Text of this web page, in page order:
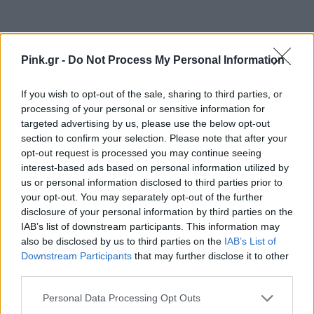
Pink.gr - Do Not Process My Personal Information
If you wish to opt-out of the sale, sharing to third parties, or
processing of your personal or sensitive information for
targeted advertising by us, please use the below opt-out
section to confirm your selection. Please note that after your
opt-out request is processed you may continue seeing
interest-based ads based on personal information utilized by
us or personal information disclosed to third parties prior to
your opt-out. You may separately opt-out of the further
disclosure of your personal information by third parties on the
IAB’s list of downstream participants. This information may
also be disclosed by us to third parties on the IAB’s List of
Downstream Participants that may further disclose it to other
Personal Data Processing Opt Outs
Ακολουθήστε το Pink.gr στοGoogle Newsκαι
μάθετε πρώτοιτα πιο hot νέα.
Ακολουθήστε το Pink.gr και στοInstagram
ΔΙΑΦΗΜΙΣΗ